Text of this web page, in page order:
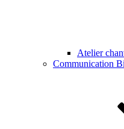
Atelier
Communication